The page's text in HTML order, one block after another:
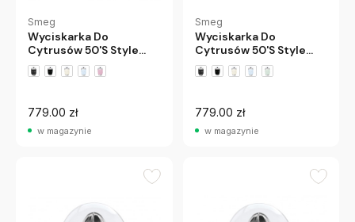
Smeg
Wyciskarka Do
Cytrusów 50'S Style
Pastelowa Zieleń Smeg
779.00 zł
w magazynie
Smeg
Wyciskarka Do
Cytrusów 50'S Style
Pastelowy Róż Smeg
779.00 zł
w magazynie